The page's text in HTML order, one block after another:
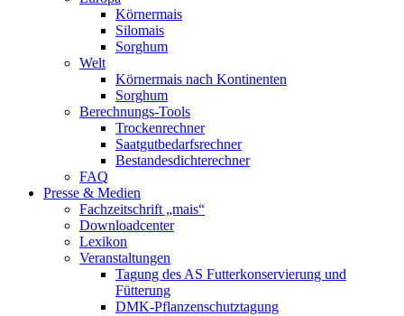
Körnermais
Silomais
Sorghum
Welt
Körnermais nach Kontinenten
Sorghum
Berechnungs-Tools
Trockenrechner
Saatgutbedarfsrechner
Bestandesdichterechner
FAQ
Presse & Medien
Fachzeitschrift „mais“
Downloadcenter
Lexikon
Veranstaltungen
Tagung des AS Futterkonservierung und
Fütterung
DMK-Pflanzenschutztagung